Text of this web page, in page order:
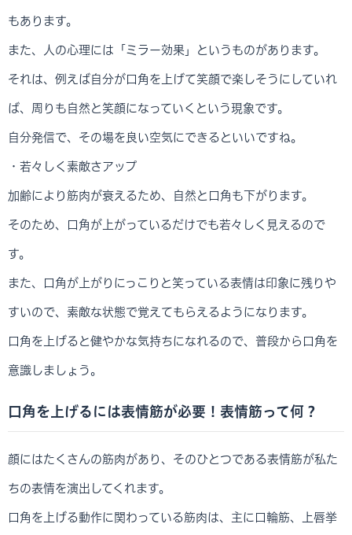
もあります。
また、人の心理には「ミラー効果」というものがあります。
それは、例えば自分が口角を上げて笑顔で楽しそうにしていれ
ば、周りも自然と笑顔になっていくという現象です。
自分発信で、その場を良い空気にできるといいですね。
・若々しく素敵さアップ
加齢により筋肉が衰えるため、自然と口角も下がります。
そのため、口角が上がっているだけでも若々しく見えるので
す。
また、口角が上がりにっこりと笑っている表情は印象に残りや
すいので、素敵な状態で覚えてもらえるようになります。
口角を上げると健やかな気持ちになれるので、普段から口角を
意識しましょう。
口角を上げるには表情筋が必要！表情筋って何？
顔にはたくさんの筋肉があり、そのひとつである表情筋が私た
ちの表情を演出してくれます。
口角を上げる動作に関わっている筋肉は、主に口輪筋、上唇挙